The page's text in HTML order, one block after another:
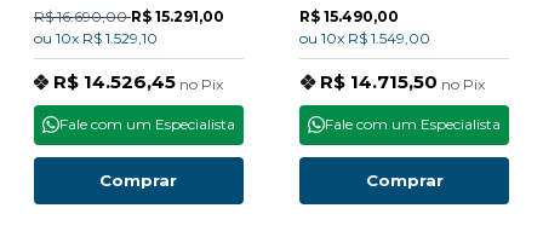
R$ 16.690,00R$ 15.291,00
ou 10x R$ 1.529,10
R$ 14.526,45 no Pix
Comprar
Fale com um Especialista
R$ 15.490,00
ou 10x R$ 1.549,00
R$ 14.715,50 no Pix
Comprar
Fale com um Especialista